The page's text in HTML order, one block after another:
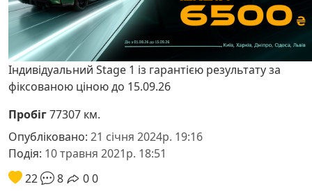
Індивідуальний Stage 1 із гарантією результату за
фіксованою ціною до 15.09.26
Пробіг77307 км.
Опубліковано: 21 січня 2024р. 19:16
Подія: 10 травня 2021р. 18:51
22
8 00